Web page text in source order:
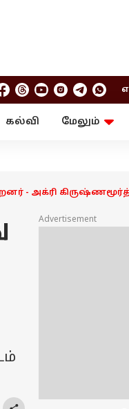
கல்வி
மேலும்
- அக்ரி
Advertisement